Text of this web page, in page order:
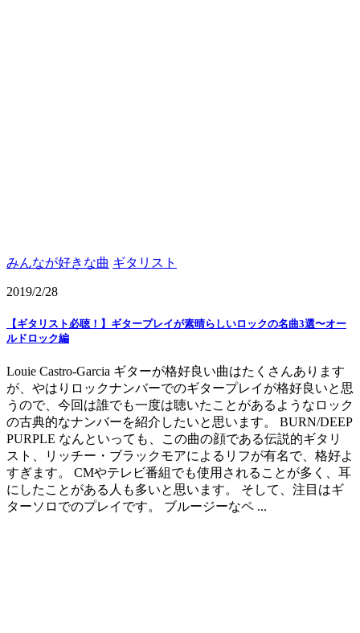
みんなが好きな曲 ギタリスト
2019/2/28
【ギタリスト必聴！】ギタープレイが素晴らしいロックの名曲3選〜オー
ルドロック編
Louie Castro-Garcia ギターが格好良い曲はたくさんあります
が、やはりロックナンバーでのギタープレイが格好良いと思
うので、今回は誰でも一度は聴いたことがあるようなロック
の古典的なナンバーを紹介したいと思います。 BURN/DEEP
PURPLE なんといっても、この曲の顔である伝説的ギタリ
スト、リッチー・ブラックモアによるリフが有名で、格好よ
すぎます。 CMやテレビ番組でも使用されることが多く、耳
にしたことがある人も多いと思います。 そして、注目はギ
ターソロでのプレイです。 ブルージーなペ ...